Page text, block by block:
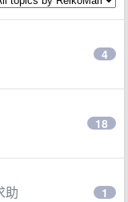
4
18
助 1